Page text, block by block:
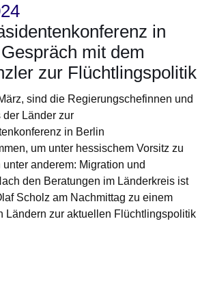
in
mit dem
zur Flüchtlingspolitik
sind die Regierungschefinnen und
der Länder zur
in Berlin
um unter hessischem Vorsitz zu
unter anderem: Migration und
den Beratungen im Länderkreis ist
Scholz am Nachmittag zu einem
Ländern zur aktuellen Flüchtlingspolitik